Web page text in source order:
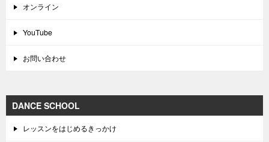
オンライン
YouTube
お問い合わせ
DANCE SCHOOL
レッスンをはじめるきっかけ